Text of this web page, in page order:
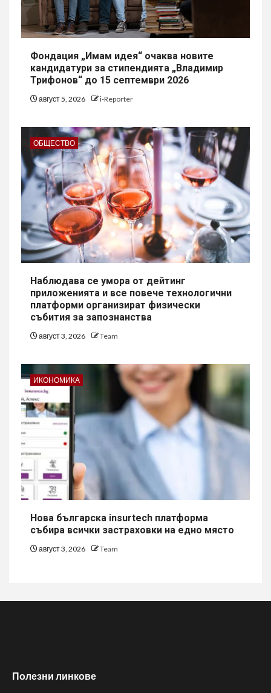
Фондация „Имам идея“ очаква новите
кандидатури за стипендията „Владимир
Трифонов“ до 15 септември 2026
август 5, 2026 i-Reporter
ОБЩЕСТВО
Наблюдава се умора от дейтинг
приложенията и все повече технологични
платформи организират физически
събития за запознанства
август 3, 2026 Team
ИКОНОМИКА
Нова българска insurtech платформа
събира всички застраховки на едно място
август 3, 2026 Team
Полезни линкове